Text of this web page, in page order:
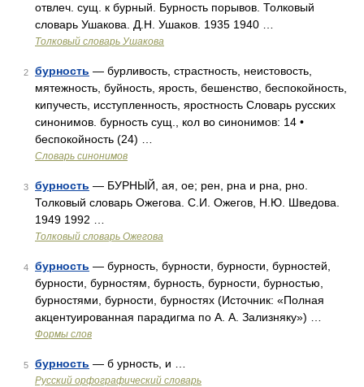
отвлеч. сущ. к бурный. Бурность порывов. Толковый
словарь Ушакова. Д.Н. Ушаков. 1935 1940 …
Толковый словарь Ушакова
2 бурность — бурливость, страстность, неистовость,
мятежность, буйность, ярость, бешенство, беспокойность,
кипучесть, исступленность, яростность Словарь русских
синонимов. бурность сущ., кол во синонимов: 14 •
беспокойность (24) …
Словарь синонимов
3 бурность — БУРНЫЙ, ая, ое; рен, рна и рна, рно.
Толковый словарь Ожегова. С.И. Ожегов, Н.Ю. Шведова.
1949 1992 …
Толковый словарь Ожегова
4 бурность — бурность, бурности, бурности, бурностей,
бурности, бурностям, бурность, бурности, бурностью,
бурностями, бурности, бурностях (Источник: «Полная
акцентуированная парадигма по А. А. Зализняку») …
Формы слов
5 бурность — б урность, и …
Русский орфографический словарь